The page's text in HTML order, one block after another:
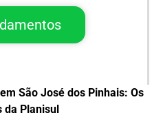
São José dos Pinhais: Os
da Planisul